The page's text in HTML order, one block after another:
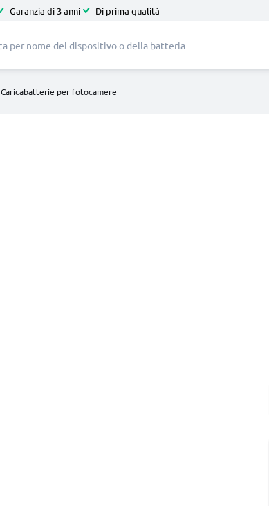
Garanzia di 3 anni Di prima qualità
Caricabatterie per fotocamere